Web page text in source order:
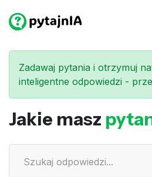
Zadawaj pytania i otrzymuj
inteligentne odpowiedzi -
Jakie masz